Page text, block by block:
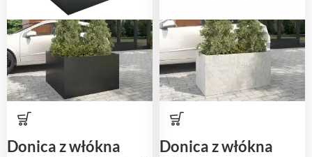
Donica z włókna
Donica z włókna